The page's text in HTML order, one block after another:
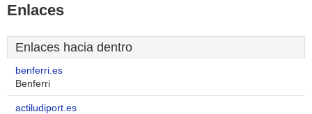
Enlaces
Enlaces hacia dentro
benferri.es
Benferri
actiludiport.es